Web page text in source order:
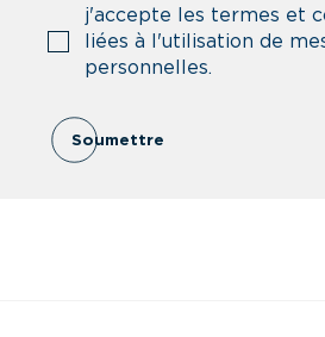
j'accepte les termes et
liées à l'utilisation de
personnelles.
Soumettre